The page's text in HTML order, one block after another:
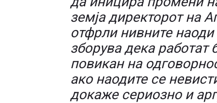
земја директорот на
отфрли нивните
зборува дека работат
повикан на
ако наодите се
докаже сериозно и